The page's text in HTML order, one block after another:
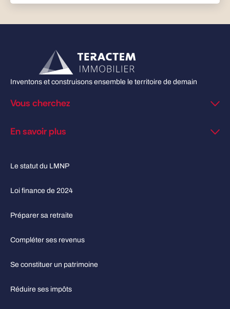
Inventons et construisons ensemble le territoire de demain
Vous cherchez
En savoir plus
Le statut du LMNP
Loi finance de 2024
Préparer sa retraite
Compléter ses revenus
Se constituer un patrimoine
Réduire ses impôts